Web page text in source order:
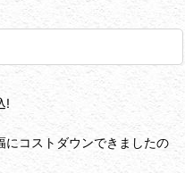
!
にコストダウンできましたの